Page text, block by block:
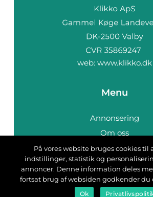
web: www.klikko.dk
Menu
Annonsering
Om oss
Cookies
Kontakta oss
Sitemap
På vores website bruges cookies til
indstillinger, statistik og
annoncer. Denne information deles
fortsat brug af websiden godkender
Ok